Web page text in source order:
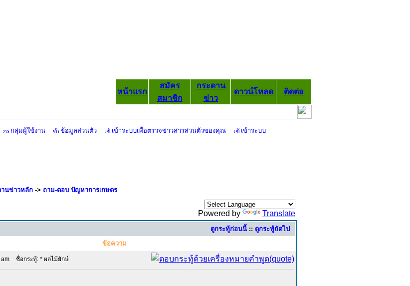
หน้าแรก
สมัคร
สมาชิก
กระดาน
ข่าว
ดาวน์โหลด ติดต่อ
กลุ่มผู้ใช้งาน ข้อมูลส่วนตัว เข้าระบบเพื่อตรวจข่าวสารส่วนตัวของคุณ เข้าระบบ
นข่าวหลัก -> ถาม-ตอบ ปัญหาการเกษตร
Powered by Translate
ดูกระทู้ก่อนนี้ :: ดูกระทู้ถัดไป
ข้อความ
ชื่อกระทู้: * ผลไม้ยักษ์